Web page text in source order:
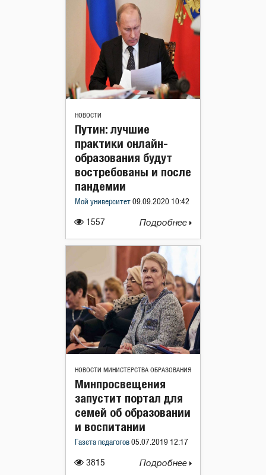
НОВОСТИ
1557
Путин: лучшие
практики онлайн-
образования будут
востребованы и после
пандемии
Мой университет 09.09.2020 10:42
Подробнее
НОВОСТИ МИНИСТЕРСТВА ОБРАЗОВАНИЯ
3815
Минпросвещения
запустит портал для
семей об образовании
и воспитании
Газета педагогов 05.07.2019 12:17
Подробнее